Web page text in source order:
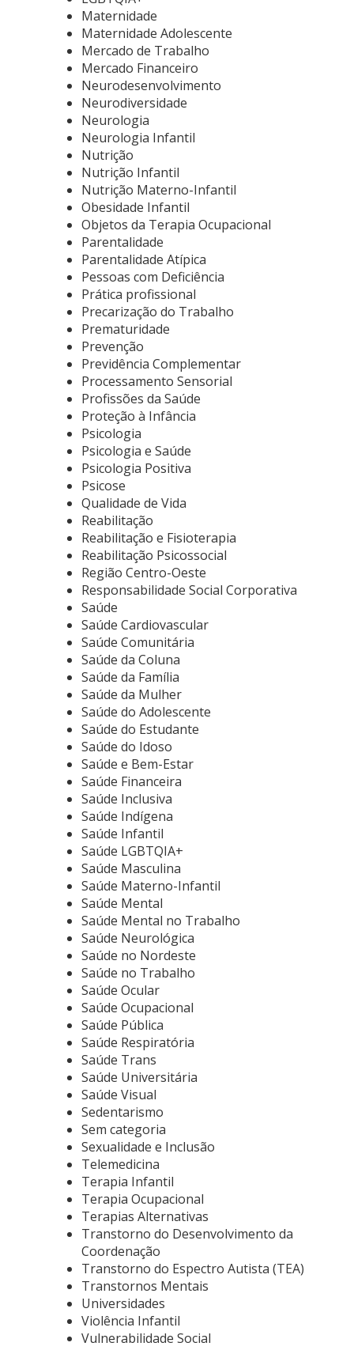
Maternidade
Maternidade Adolescente
Mercado de Trabalho
Mercado Financeiro
Neurodesenvolvimento
Neurodiversidade
Neurologia
Neurologia Infantil
Nutrição
Nutrição Infantil
Nutrição Materno-Infantil
Obesidade Infantil
Objetos da Terapia Ocupacional
Parentalidade
Parentalidade Atípica
Pessoas com Deficiência
Prática profissional
Precarização do Trabalho
Prematuridade
Prevenção
Previdência Complementar
Processamento Sensorial
Profissões da Saúde
Proteção à Infância
Psicologia
Psicologia e Saúde
Psicologia Positiva
Psicose
Qualidade de Vida
Reabilitação
Reabilitação e Fisioterapia
Reabilitação Psicossocial
Região Centro-Oeste
Responsabilidade Social Corporativa
Saúde
Saúde Cardiovascular
Saúde Comunitária
Saúde da Coluna
Saúde da Família
Saúde da Mulher
Saúde do Adolescente
Saúde do Estudante
Saúde do Idoso
Saúde e Bem-Estar
Saúde Financeira
Saúde Inclusiva
Saúde Indígena
Saúde Infantil
Saúde LGBTQIA+
Saúde Masculina
Saúde Materno-Infantil
Saúde Mental
Saúde Mental no Trabalho
Saúde Neurológica
Saúde no Nordeste
Saúde no Trabalho
Saúde Ocular
Saúde Ocupacional
Saúde Pública
Saúde Respiratória
Saúde Trans
Saúde Universitária
Saúde Visual
Sedentarismo
Sem categoria
Sexualidade e Inclusão
Telemedicina
Terapia Infantil
Terapia Ocupacional
Terapias Alternativas
Transtorno do Desenvolvimento da
Coordenação
Transtorno do Espectro Autista (TEA)
Transtornos Mentais
Universidades
Violência Infantil
Vulnerabilidade Social